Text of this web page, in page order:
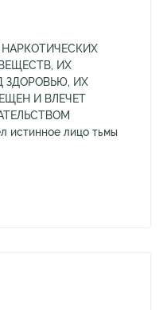
ИХ
ЗДОРОВЬЮ, ИХ
И ВЛЕЧЕТ
лицо тьмы